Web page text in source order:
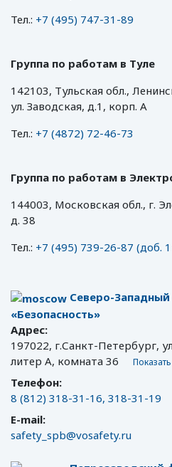
Тел.: +7 (495) 747-31-89
Группа по работам в Туле
142103, Тульская обл.,
ул. Заводская, д.1, корп. А
Тел.: +7 (4872) 72-46-73
Группа по работам в
144003, Московская обл., г.
д. 38
Тел.: +7 (495) 739-26-87 (доб.
Северо-
«Безопасность»
Адрес:
197022, г.Санкт-Петербург,
литер А, комната 36
Телефон:
8 (812) 318-31-16, 318-31-19
E-mail:
safety_spb@vosafety.ru